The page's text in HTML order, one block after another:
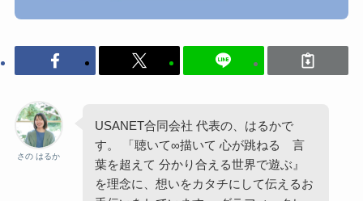
さの はるか
USANET合同会社 代表の、はるかで
す。 「聴いて∞描いて 心が跳ねる 言
葉を超えて 分かり合える世界で遊ぶ』
を理念に、想いをカタチにして伝えるお